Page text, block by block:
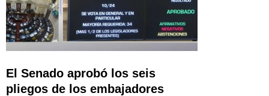
El Senado aprobó los seis
pliegos de los embajadores